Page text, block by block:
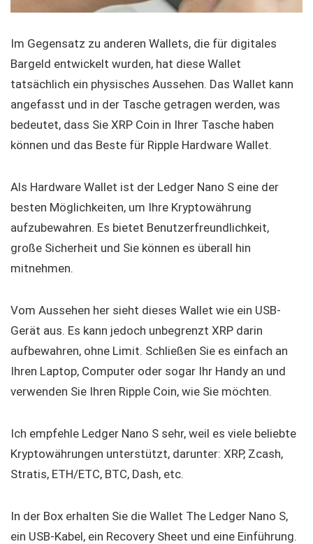
Im Gegensatz zu anderen Wallets, die für digitales
Bargeld entwickelt wurden, hat diese Wallet
tatsächlich ein physisches Aussehen. Das Wallet kann
angefasst und in der Tasche getragen werden, was
bedeutet, dass Sie XRP Coin in Ihrer Tasche haben
können und das Beste für Ripple Hardware Wallet.
Als Hardware Wallet ist der Ledger Nano S eine der
besten Möglichkeiten, um Ihre Kryptowährung
aufzubewahren. Es bietet Benutzerfreundlichkeit,
große Sicherheit und Sie können es überall hin
mitnehmen.
Vom Aussehen her sieht dieses Wallet wie ein USB-
Gerät aus. Es kann jedoch unbegrenzt XRP darin
aufbewahren, ohne Limit. Schließen Sie es einfach an
Ihren Laptop, Computer oder sogar Ihr Handy an und
verwenden Sie Ihren Ripple Coin, wie Sie möchten.
Ich empfehle Ledger Nano S sehr, weil es viele beliebte
Kryptowährungen unterstützt, darunter: XRP, Zcash,
Stratis, ETH/ETC, BTC, Dash, etc.
In der Box erhalten Sie die Wallet The Ledger Nano S,
ein USB-Kabel, ein Recovery Sheet und eine Einführung.